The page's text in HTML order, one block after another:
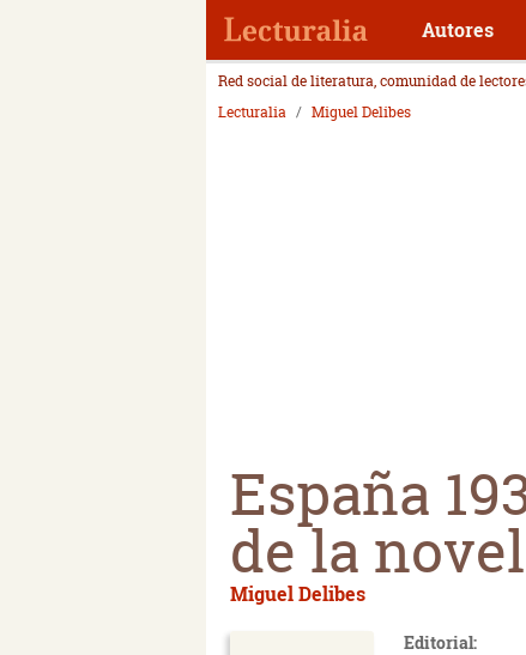
Autores
Red social de literatura, comunidad de
Lecturalia
Miguel Delibes
España
de la
Miguel Delibes
Editorial: